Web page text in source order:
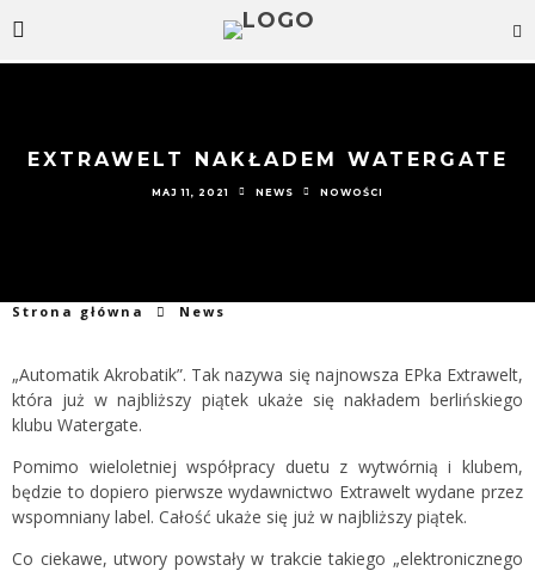
EXTRAWELT NAKŁADEM WATERGATE
MAJ 11, 2021 NEWS NOWOŚCI
Strona główna News
„Automatik Akrobatik”. Tak nazywa się najnowsza EPka Extrawelt,
która już w najbliższy piątek ukaże się nakładem berlińskiego
klubu Watergate.
Pomimo wieloletniej współpracy duetu z wytwórnią i klubem,
będzie to dopiero pierwsze wydawnictwo Extrawelt wydane przez
wspomniany label. Całość ukaże się już w najbliższy piątek.
Co ciekawe, utwory powstały w trakcie takiego „elektronicznego